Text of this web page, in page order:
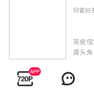
同窗好
英俊
露头
人丁
直在